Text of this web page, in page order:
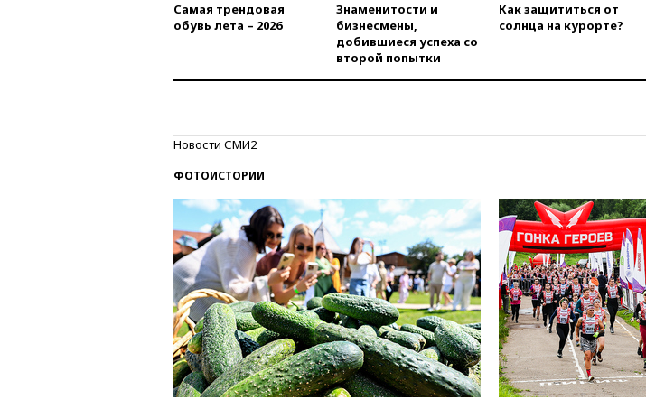
Самая трендовая
обувь лета – 2026
Знаменитости и
бизнесмены,
добившиеся успеха со
второй попытки
Как защититься от
солнца на курорте?
Новости СМИ2
ФОТОИСТОРИИ